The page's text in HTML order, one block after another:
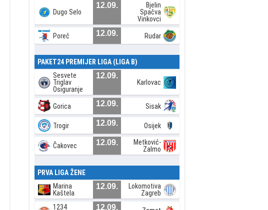
Dugo Selo
12.09.
Bjelin
Spačva
Vinkovci
Poreč 12.09. Rudar
PAKET24 PREMIJER LIGA (LIGA B)
Sesvete
Triglav
Osiguranje
12.09.
Karlovac
Gorica 12.09. Sisak
Trogir 12.09. Osijek
Čakovec 12.09.
Metković-
Zalmo
PRVA LIGA ŽENE
Marina
Kaštela
12.09.
Lokomotiva
Zagreb
1234
12.09.